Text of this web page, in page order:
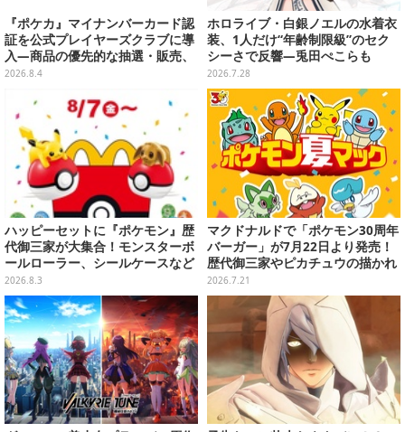
『ポケカ』マイナンバーカード認
証を公式プレイヤーズクラブに導
入―商品の優先的な抽選・販売、
公式大会への参加申し込みに活用
2026.8.4
ホロライブ・白銀ノエルの水着衣
装、1人だけ“年齢制限級”のセク
シーさで反響―兎田ぺこらも
「こ、こんなことが許されていい
のか？」と興奮隠せず
2026.7.28
ハッピーセットに『ポケモン』歴
代御三家が大集合！モンスターボ
ールローラー、シールケースなど
全12種が8月7日より順次提供
2026.8.3
マクドナルドで「ポケモン30周年
バーガー」が7月22日より発売！
歴代御三家やピカチュウの描かれ
たオリジナルパッケージが可愛い
2026.7.21